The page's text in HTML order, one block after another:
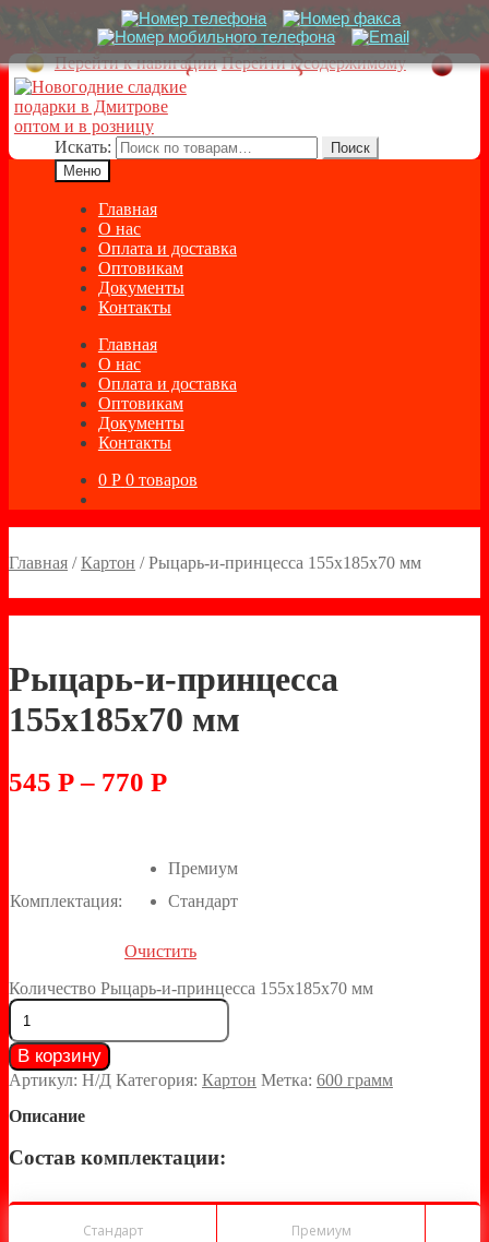
Перейти к навигации Перейти к содержимому
Искать:
Поиск
Меню
Главная
О нас
Оплата и доставка
Оптовикам
Документы
Контакты
Главная
О нас
Оплата и доставка
Оптовикам
Документы
Контакты
0 Р 0 товаров
Главная /Картон /Рыцарь-и-принцесса 155х185х70 мм
Рыцарь-и-принцесса
155х185х70 мм
545 Р– 770 Р
Комплектация:
Премиум
Стандарт
Очистить
Количество Рыцарь-и-принцесса 155х185х70 мм
В корзину
Артикул: Н/Д Категория: Картон Метка: 600 грамм
Описание
Состав комплектации:
Стандарт Премиум